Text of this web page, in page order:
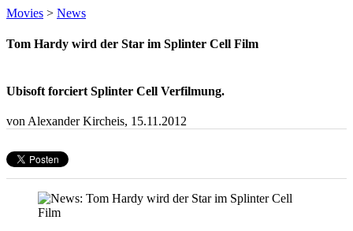
Movies > News
Tom Hardy wird der Star im Splinter Cell Film
Ubisoft forciert Splinter Cell Verfilmung.
von Alexander Kircheis, 15.11.2012